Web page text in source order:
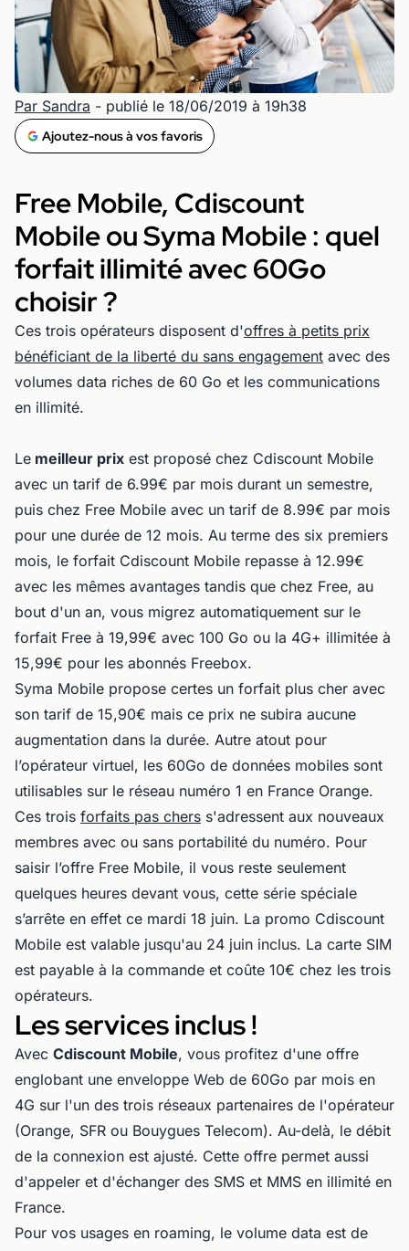
Par Sandra - publié le 18/06/2019 à 19h38
Ajoutez-nous à vos favoris
Free Mobile, Cdiscount
Mobile ou Syma Mobile : quel
forfait illimité avec 60Go
choisir ?
Ces trois opérateurs disposent d'offres à petits prix
bénéficiant de la liberté du sans engagement avec des
volumes data riches de 60 Go et les communications
en illimité.
Le meilleur prix est proposé chez Cdiscount Mobile
avec un tarif de 6.99€ par mois durant un semestre,
puis chez Free Mobile avec un tarif de 8.99€ par mois
pour une durée de 12 mois. Au terme des six premiers
mois, le forfait Cdiscount Mobile repasse à 12.99€
avec les mêmes avantages tandis que chez Free, au
bout d'un an, vous migrez automatiquement sur le
forfait Free à 19,99€ avec 100 Go ou la 4G+ illimitée à
15,99€ pour les abonnés Freebox.
Syma Mobile propose certes un forfait plus cher avec
son tarif de 15,90€ mais ce prix ne subira aucune
augmentation dans la durée. Autre atout pour
l’opérateur virtuel, les 60Go de données mobiles sont
utilisables sur le réseau numéro 1 en France Orange.
Ces trois forfaits pas chers s'adressent aux nouveaux
membres avec ou sans portabilité du numéro. Pour
saisir l’offre Free Mobile, il vous reste seulement
quelques heures devant vous, cette série spéciale
s’arrête en effet ce mardi 18 juin. La promo Cdiscount
Mobile est valable jusqu'au 24 juin inclus. La carte SIM
est payable à la commande et coûte 10€ chez les trois
opérateurs.
Les services inclus !
Avec Cdiscount Mobile, vous profitez d'une offre
englobant une enveloppe Web de 60Go par mois en
4G sur l'un des trois réseaux partenaires de l'opérateur
(Orange, SFR ou Bouygues Telecom). Au-delà, le débit
de la connexion est ajusté. Cette offre permet aussi
d'appeler et d'échanger des SMS et MMS en illimité en
France.
Pour vos usages en roaming, le volume data est de